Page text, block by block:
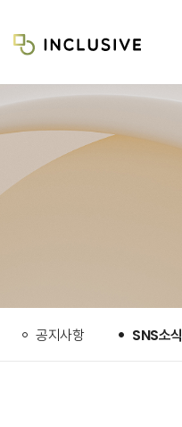
공지사항 SNS소식